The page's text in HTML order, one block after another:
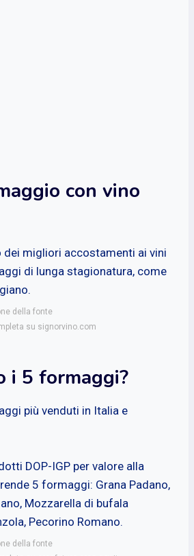
con vino
dei migliori accostamenti ai vini
di lunga stagionatura, come
della fonte
su signorvino.com
i 5 formaggi?
più venduti in Italia e
DOP-IGP per valore alla
5 formaggi: Grana Padano,
Mozzarella di bufala
Pecorino Romano.
della fonte